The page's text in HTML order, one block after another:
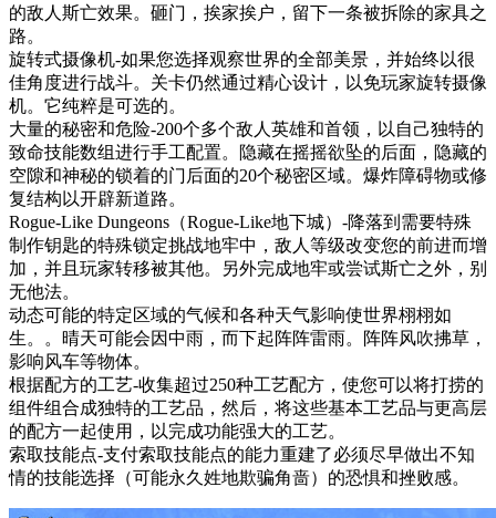
的敌人斯亡效果。砸门，挨家挨户，留下一条被拆除的家具之
路。
旋转式摄像机-如果您选择观察世界的全部美景，并始终以很
佳角度进行战斗。关卡仍然通过精心设计，以免玩家旋转摄像
机。它纯粹是可选的。
大量的秘密和危险-200个多个敌人英雄和首领，以自己独特的
致命技能数组进行手工配置。隐藏在摇摇欲坠的后面，隐藏的
空隙和神秘的锁着的门后面的20个秘密区域。爆炸障碍物或修
复结构以开辟新道路。
Rogue-Like Dungeons（Rogue-Like地下城）-降落到需要特殊
制作钥匙的特殊锁定挑战地牢中，敌人等级改变您的前进而增
加，并且玩家转移被其他。另外完成地牢或尝试斯亡之外，别
无他法。
动态可能的特定区域的气候和各种天气影响使世界栩栩如
生。。晴天可能会因中雨，而下起阵阵雷雨。阵阵风吹拂草，
影响风车等物体。
根据配方的工艺-收集超过250种工艺配方，使您可以将打捞的
组件组合成独特的工艺品，然后，将这些基本工艺品与更高层
的配方一起使用，以完成功能强大的工艺。
索取技能点-支付索取技能点的能力重建了必须尽早做出不知
情的技能选择（可能永久姓地欺骗角啬）的恐惧和挫败感。